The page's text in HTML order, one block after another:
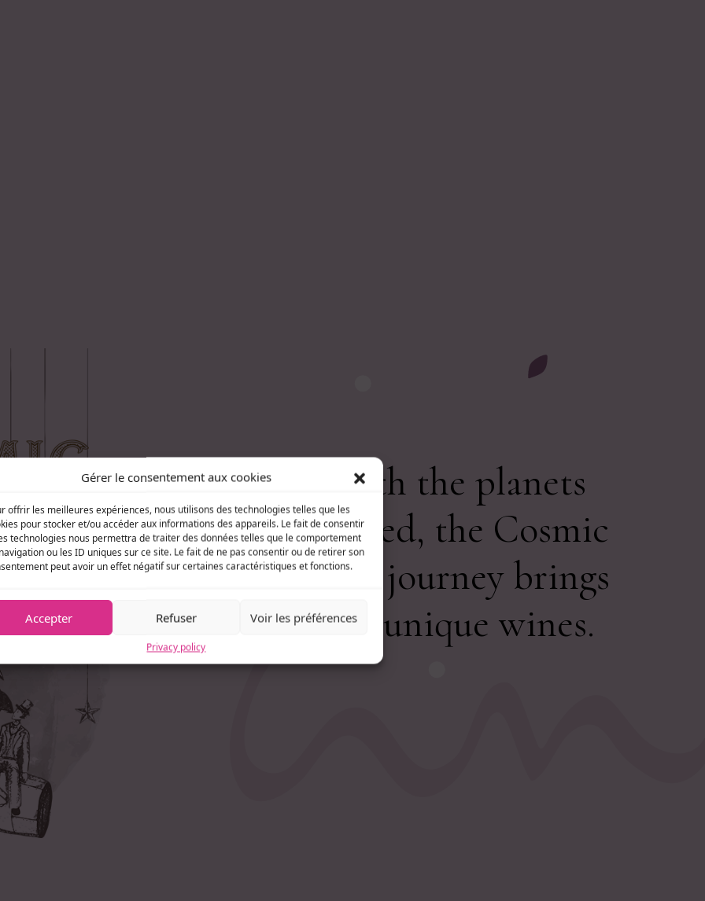
Gérer le consentement aux cookies
offrir les meilleures expériences, nous utilisons des technologies telles que les
pour stocker et/ou accéder aux informations des appareils. Le fait de consentir
technologies nous permettra de traiter des données telles que le comportement
ou les ID uniques sur ce site. Le fait de ne pas consentir ou de retirer son
peut avoir un effet négatif sur certaines caractéristiques et fonctions.
Accepter Refuser Voir les préférences
Privacy policy
With the planets
aligned, the Cosmic
wine journey brings
you unique wines.